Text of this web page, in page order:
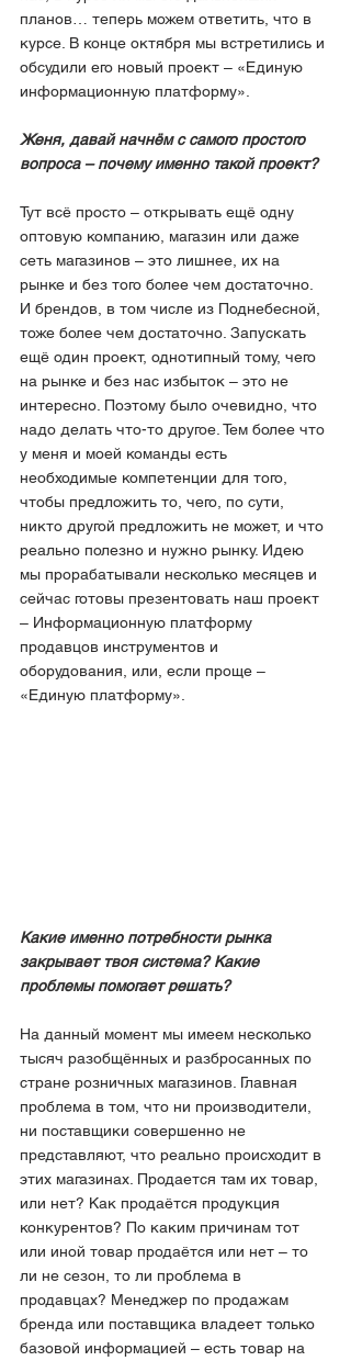
планов… теперь можем ответить, что в
курсе. В конце октября мы встретились и
обсудили его новый проект – «Единую
информационную платформу».
Женя, давай начнём с самого простого
вопроса – почему именно такой проект?
Тут всё просто – открывать ещё одну
оптовую компанию, магазин или даже
сеть магазинов – это лишнее, их на
рынке и без того более чем достаточно.
И брендов, в том числе из Поднебесной,
тоже более чем достаточно. Запускать
ещё один проект, однотипный тому, чего
на рынке и без нас избыток – это не
интересно. Поэтому было очевидно, что
надо делать что-то другое. Тем более что
у меня и моей команды есть
необходимые компетенции для того,
чтобы предложить то, чего, по сути,
никто другой предложить не может, и что
реально полезно и нужно рынку. Идею
мы прорабатывали несколько месяцев и
сейчас готовы презентовать наш проект
– Информационную платформу
продавцов инструментов и
оборудования, или, если проще –
«Единую платформу».
Какие именно потребности рынка
закрывает твоя система? Какие
проблемы помогает решать?
На данный момент мы имеем несколько
тысяч разобщённых и разбросанных по
стране розничных магазинов. Главная
проблема в том, что ни производители,
ни поставщики совершенно не
представляют, что реально происходит в
этих магазинах. Продается там их товар,
или нет? Как продаётся продукция
конкурентов? По каким причинам тот
или иной товар продаётся или нет – то
ли не сезон, то ли проблема в
продавцах? Менеджер по продажам
бренда или поставщика владеет только
базовой информацией – есть товар на